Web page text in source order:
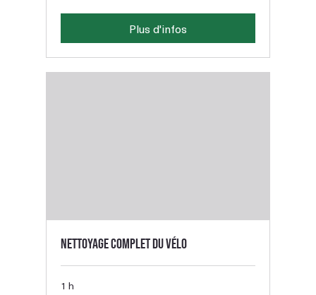
Plus d'infos
Nettoyage complet du vélo
1 h